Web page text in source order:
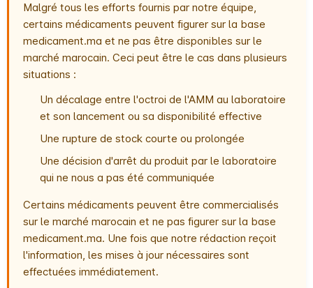
Malgré tous les efforts fournis par notre équipe,
certains médicaments peuvent figurer sur la base
medicament.ma et ne pas être disponibles sur le
marché marocain. Ceci peut être le cas dans plusieurs
situations :
Un décalage entre l'octroi de l'AMM au laboratoire
et son lancement ou sa disponibilité effective
Une rupture de stock courte ou prolongée
Une décision d'arrêt du produit par le laboratoire
qui ne nous a pas été communiquée
Certains médicaments peuvent être commercialisés
sur le marché marocain et ne pas figurer sur la base
medicament.ma. Une fois que notre rédaction reçoit
l'information, les mises à jour nécessaires sont
effectuées immédiatement.